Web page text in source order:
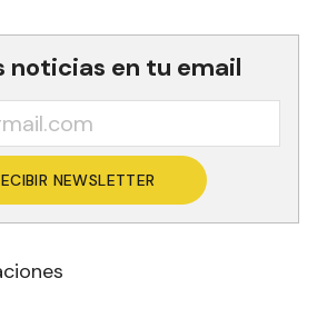
noticias en tu email
NEWSLETTER